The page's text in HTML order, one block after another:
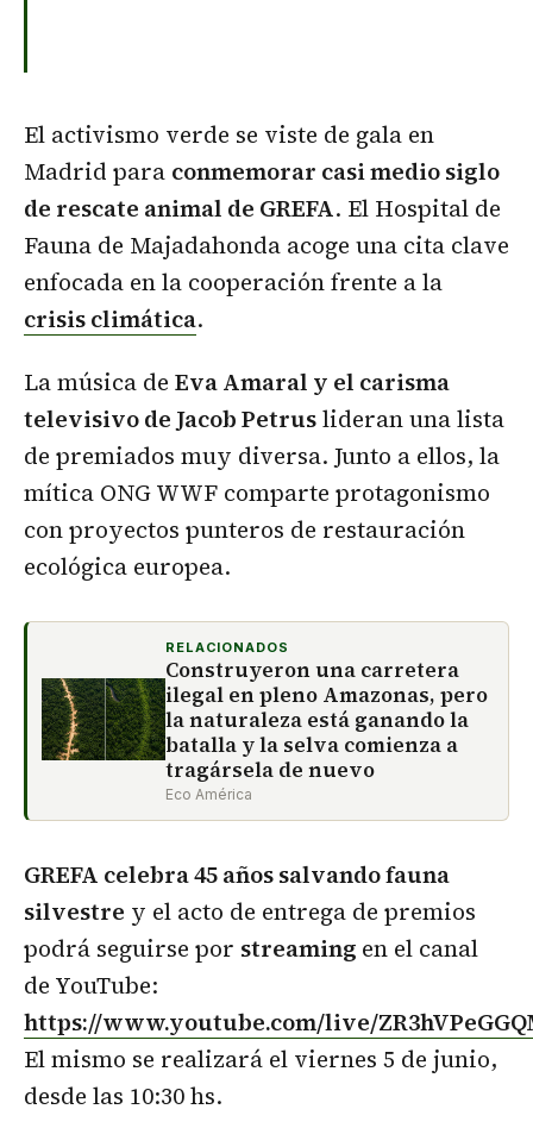
El activismo verde se viste de gala en
Madrid para conmemorar casi medio siglo
de rescate animal de GREFA. El Hospital de
Fauna de Majadahonda acoge una cita clave
enfocada en la cooperación frente a la
crisis climática.
La música de Eva Amaral y el carisma
televisivo de Jacob Petruslideran una lista
de premiados muy diversa. Junto a ellos, la
mítica ONG WWF comparte protagonismo
con proyectos punteros de restauración
ecológica europea.
RELACIONADOS
Construyeron una carretera
ilegal en pleno Amazonas, pero
la naturaleza está ganando la
batalla y la selva comienza a
tragársela de nuevo
Eco América
GREFA celebra 45 años salvando fauna
silvestre y el acto de entrega de premios
podrá seguirse por streaming en el canal
de YouTube:
https://www.youtube.com/live/
El mismo se realizará el viernes 5 de junio,
desde las 10:30 hs.